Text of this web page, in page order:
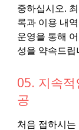
중하십시오.
록과 이용 내
운영을 통해
성을 약속드립
05. 지속
공
처음 접하시는